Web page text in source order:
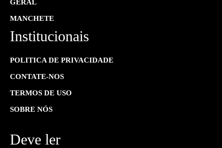
GERAL
MANCHETE
Institucionais
POLITICA DE PRIVACIDADE
CONTATE-NOS
TERMOS DE USO
SOBRE NÓS
Deve ler